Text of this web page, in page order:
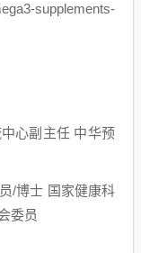
supplements-
心副主任 中华预
/博士 国家健康科
委员